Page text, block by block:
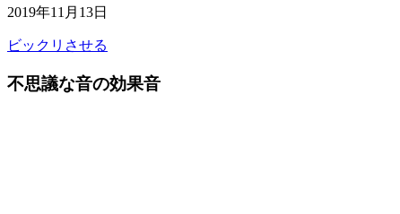
2019年11月13日
ビックリさせる
不思議な音の効果音